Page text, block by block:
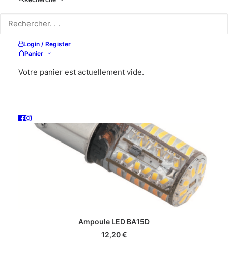
Login / Register
Panier
Votre panier est actuellement vide.
AJOUTER AU PANIER
Ampoule LED BA15D
12,20€